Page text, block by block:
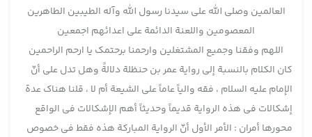
العالمین وصلی الله علی سیدنا رسول الله وآله الطیبین الطاهرین
المعصومین واللعنة الدائمة علی اعدائهم اجمعین
اللهم وفقنا وجمیع المشتغلین وارحمنا برحتمک یا ارحم الراحمین
كان الكلام بالنسبة إلى رواية عمر بن حنظلة دلالةً وهل تدل على أنّ
الإمام عليه السلام ، فقه والياً عاماً على الشيعة أم لا ، قلنا هناك عدة
إشكالات في هذه الرواية قديماً وحديثاً أهم الإشكالات في الواقع
محورها أمران : الأمر الأول أنّ الرواية المباركة هذه فقط في خصوص